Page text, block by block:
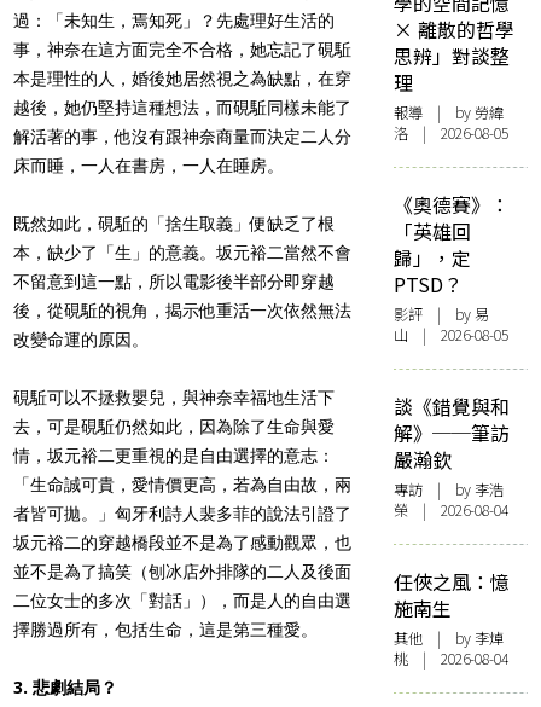
過：「未知生，焉知死」？先處理好生活的
事，神奈在這方面完全不合格，她忘記了硯駈
本是理性的人，婚後她居然視之為缺點，在穿
越後，她仍堅持這種想法，而硯駈同樣未能了
解活著的事，他沒有跟神奈商量而決定二人分
床而睡，一人在書房，一人在睡房。
既然如此，硯駈的「捨生取義」便缺乏了根
本，缺少了「生」的意義。坂元裕二當然不會
不留意到這一點，所以電影後半部分即穿越
後，從硯駈的視角，揭示他重活一次依然無法
改變命運的原因。
硯駈可以不拯救嬰兒，與神奈幸福地生活下
去，可是硯駈仍然如此，因為除了生命與愛
情，坂元裕二更重視的是自由選擇的意志：
「生命誠可貴，愛情價更高，若為自由故，兩
者皆可拋。」匈牙利詩人裴多菲的說法引證了
坂元裕二的穿越橋段並不是為了感動觀眾，也
並不是為了搞笑（刨冰店外排隊的二人及後面
二位女士的多次「對話」），而是人的自由選
擇勝過所有，包括生命，這是第三種愛。
3. 悲劇結局？
× 離散的哲學
思辨」對談整
理
報導 | by 勞緯
洛 | 2026-08-05
《奧德賽》：
「英雄回
歸」，定
PTSD？
影評 | by 易
山 | 2026-08-05
談《錯覺與和
解》──筆訪
嚴瀚欽
專訪 | by 李浩
榮 | 2026-08-04
任俠之風：憶
施南生
其他 | by 李焯
桃 | 2026-08-04